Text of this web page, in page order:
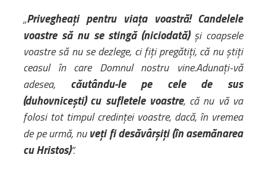
„Privegheați pentru viața voastră! Candelele
voastre să nu se stingă (niciodată)și coapsele
voastre să nu se dezlege, ci fiți pregătiți, că nu știți
ceasul în care Domnul nostru vine.Adunați-vă
adesea, căutându-le pe cele de sus
(duhovnicești) cu sufletele voastre, că nu vă va
folosi tot timpul credinței voastre, dacă, în vremea
de pe urmă, nuveți fi desăvârșiți (în asemănarea
cu Hristos)”.